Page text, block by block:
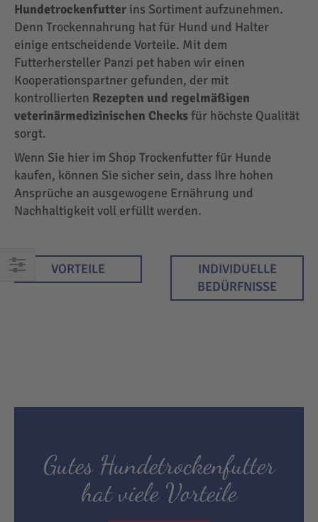
EINKAUFEN
Hundetrockenfutter ins Sortiment aufzunehmen.
Denn Trockennahrung hat für Hund und Halter
einige entscheidende Vorteile. Mit dem
Futterhersteller Panzi pet haben wir einen
Kooperationspartner gefunden, der mit
kontrollierten Rezepten und regelmäßigen
veterinärmedizinischen Checksfür höchste Qualität
sorgt.
Wenn Sie hier im Shop Trockenfutter für Hunde
kaufen, können Sie sicher sein, dass Ihre hohen
Ansprüche an ausgewogene Ernährung und
Nachhaltigkeit voll erfüllt werden.
VORTEILE
INDIVIDUELLE
BEDÜRFNISSE
Gutes Hundetrockenfutter
hat viele Vorteile